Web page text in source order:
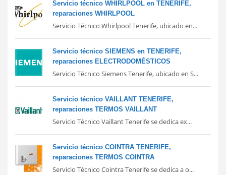
Servicio técnico WHIRLPOOL en TENERIFE,
reparaciones WHIRLPOOL
Servicio Técnico Whirlpool Tenerife, ubicado en...
Servicio técnico SIEMENS en TENERIFE,
reparaciones ELECTRODOMÉSTICOS
Servicio Técnico Siemens Tenerife, ubicado en S...
Servicio técnico VAILLANT TENERIFE,
reparaciones TERMOS VAILLANT
Servicio Técnico Vaillant Tenerife se dedica ex...
Servicio técnico COINTRA TENERIFE,
reparaciones TERMOS COINTRA
Servicio Técnico Cointra Tenerife se dedica a o...